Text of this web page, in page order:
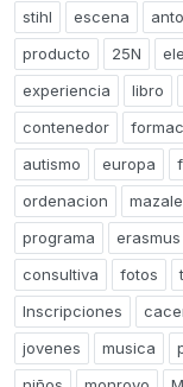
stihl
escena
producto
25N
experiencia
libro
contenedor
autismo
europa
ordenacion
programa
erasmus
consultiva
fotos
Inscripciones
jovenes
musica